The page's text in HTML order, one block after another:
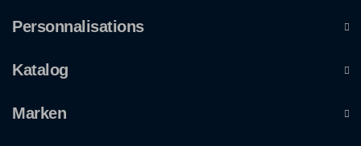
Personnalisations
Katalog
Marken